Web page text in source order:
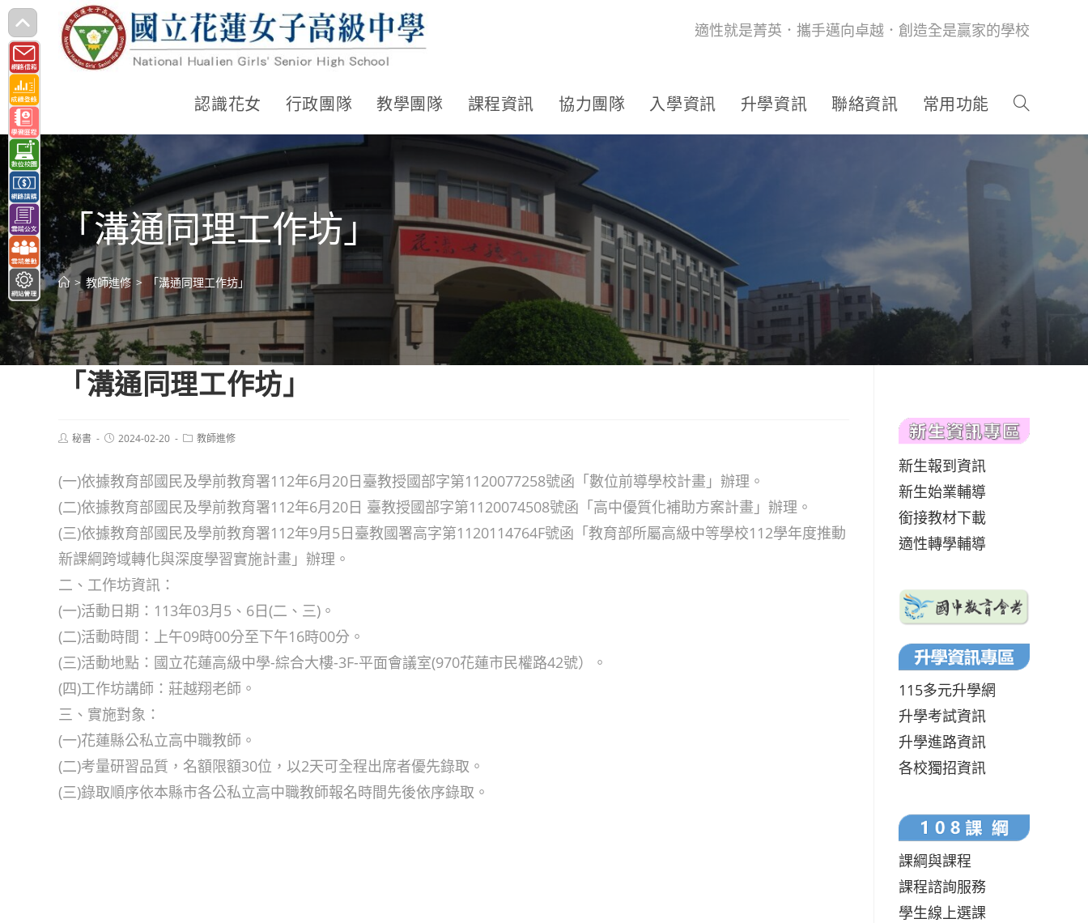
跳
轉
至
主
要
內
容
適性就是菁英．攜手邁向卓越．創造全是贏家的學校
認識花女 行政團隊 教學團隊 課程資訊 協力團隊 入學資訊 升學資訊 聯絡資訊 常用功能
「溝通同理工作坊」
> 教師進修 > 「溝通同理工作坊」
「溝通同理工作坊」
Post秘書
Post2024-02-20
Post教師進修
(一)依據教育部國民及學前教育署112年6月20日臺教授國部字第1120077258號函「數位前導學校計畫」辦理。
(二)依據教育部國民及學前教育署112年6月20日 臺教授國部字第1120074508號函「高中優質化補助方案計畫」辦理。
(三)依據教育部國民及學前教育署112年9月5日臺教國署高字第1120114764F號函「教育部所屬高級中等學校112學年度推動
新課綱跨域轉化與深度學習實施計畫」辦理。
二、工作坊資訊：
(一)活動日期：113年03月5、6日(二、三)。
(二)活動時間：上午09時00分至下午16時00分。
(三)活動地點：國立花蓮高級中學-綜合大樓-3F-平面會議室(970花蓮市民權路42號）。
(四)工作坊講師：莊越翔老師。
三、實施對象：
(一)花蓮縣公私立高中職教師。
(二)考量研習品質，名額限額30位，以2天可全程出席者優先錄取。
(三)錄取順序依本縣市各公私立高中職教師報名時間先後依序錄取。
新生報到資訊
新生始業輔導
銜接教材下載
適性轉學輔導
115多元升學網
升學考試資訊
升學進路資訊
各校獨招資訊
課綱與課程
課程諮詢服務
學生線上選課